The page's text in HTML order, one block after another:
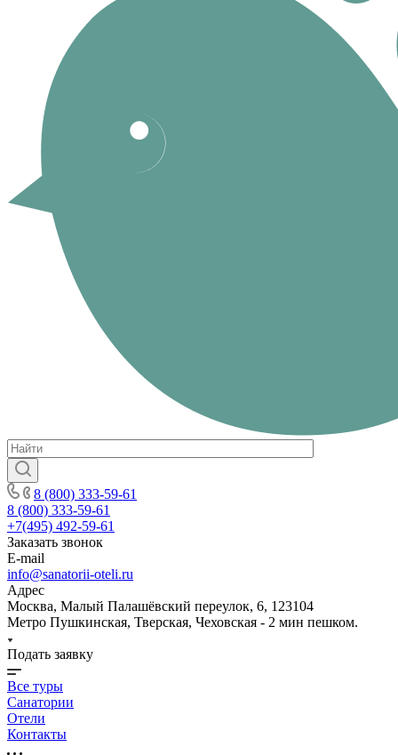
8 (800) 333-59-61
8 (800) 333-59-61
+7(495) 492-59-61
Заказать звонок
E-mail
info@sanatorii-oteli.ru
Адрес
Москва, Малый Палашёвский переулок, 6, 123104
Метро Пушкинская, Тверская, Чеховская - 2 мин пешком.
Подать заявку
Все туры
Санатории
Отели
Контакты